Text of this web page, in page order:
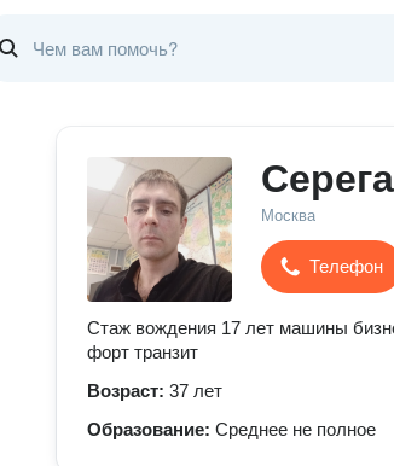
Москва
Телефон
Стаж вождения 17 лет машины
форт транзит
Возраст: 37 лет
Образование: Среднее не полное